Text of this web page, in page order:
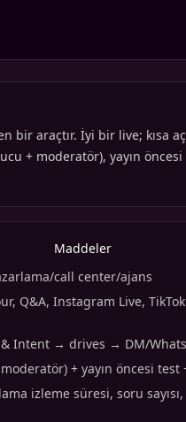
bir araçtır. İyi bir live; kısa
+ moderatör), yayın öncesi
Maddeler
call center/ajans
Q&A, Instagram Live,
Intent → drives → DM/
+ yayın öncesi test
izleme süresi, soru sayısı,